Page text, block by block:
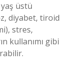
üstü
diyabet, tiroid
stres,
kullanımı gibi